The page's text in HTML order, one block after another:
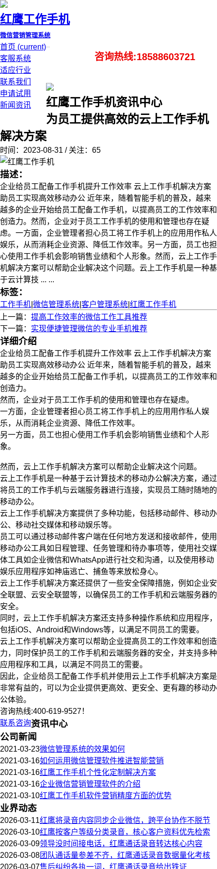
红鹰工作手机
微信营销管理系统
首页 (current)
客服系统
适应行业
联系我们
申请试用
新闻资讯
咨询热线:18588603721
红鹰工作手机资讯中心
为员工提供高效的云上工作手机
解决方案
时间：2023-08-31 / 关注：65
描述：
企业给员工配备工作手机提升工作效率 云上工作手机解决方案
助员工实现高效移动办公 近年来，随着智能手机的普及，越来
越多的企业开始给员工配备工作手机，以提高员工的工作效率和
创造力。然而，企业对于员工工作手机的使用和管理也存在疑
虑。一方面，企业管理者担心员工将工作手机上的应用用作私人
娱乐，从而消耗企业资源、降低工作效率。另一方面，员工也担
心使用工作手机会影响销售业绩和个人形象。然而，云上工作手
机解决方案可以帮助企业解决这个问题。云上工作手机是一种基
于云计算技 ... ...
标签：
工作手机 微信管理系统 客户管理系统 红鹰工作手机
上一篇： 提高工作效率的微信工作工具推荐
下一篇： 实现便捷管理微信的专业手机推荐
详细介绍
企业给员工配备工作手机提升工作效率 云上工作手机解决方案
助员工实现高效移动办公 近年来，随着智能手机的普及，越来
越多的企业开始给员工配备工作手机，以提高员工的工作效率和
创造力。
然而，企业对于员工工作手机的使用和管理也存在疑虑。
一方面，企业管理者担心员工将工作手机上的应用用作私人娱
乐，从而消耗企业资源、降低工作效率。
另一方面，员工也担心使用工作手机会影响销售业绩和个人形
象。
然而，云上工作手机解决方案可以帮助企业解决这个问题。
云上工作手机是一种基于云计算技术的移动办公解决方案，通过
将员工的工作手机与云端服务器进行连接，实现员工随时随地的
移动办公。
云上工作手机解决方案提供了多种功能，包括移动邮件、移动办
公、移动社交媒体和移动娱乐等。
员工可以通过移动邮件客户端在任何地方发送和接收邮件，使用
移动办公工具如日程管理、任务管理和待办事项等，使用社交媒
体工具如企业微信和WhatsApp进行社交和沟通，以及使用移动
娱乐应用程序如神庙逃亡、捕鱼等来放松身心。
云上工作手机解决方案还提供了一些安全保障措施，例如企业安
全联盟、云安全联盟等，以确保员工的工作手机和云端服务器的
安全。
同时，云上工作手机解决方案还支持多种操作系统和应用程序，
包括iOS、Android和Windows等，以满足不同员工的需要。
云上工作手机解决方案可以帮助企业提高员工的工作效率和创造
力，同时保护员工的工作手机和云端服务器的安全，并支持多种
应用程序和工具，以满足不同员工的需要。
因此，企业给员工配备工作手机并使用云上工作手机解决方案是
非常有益的，可以为企业提供更高效、更安全、更有趣的移动办
公体验。
咨询热线:400-619-9527！
联系咨询资讯中心
公司新闻
2021-03-23微信管理系统的效果如何
2021-03-16如何运用微信管理软件推进智能营销
2021-03-16红鹰工作手机个性化定制解决方案
2021-03-16企业微信营销管理软件的介绍
2021-03-10红鹰工作手机软件营销精度方面的优势
业界动态
2026-03-11红鹰将录音内容同步企业微信，跨平台协作不脱节
2026-03-10红鹰按客户等级分类录音，核心客户资料优先检索
2026-03-09领导没时间接电话，红鹰通话录音转达核心内容
2026-03-08团队通话量参差不齐，红鹰通话录音数据量化考核
2026-03-07售后纠纷各执一词，红鹰通话录音给出铁证